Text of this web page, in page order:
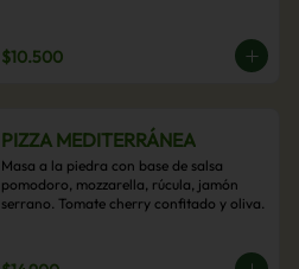
$10.500
PIZZA MEDITERRÁNEA
Masa a la piedra con base de salsa
pomodoro, mozzarella, rúcula, jamón
serrano. Tomate cherry confitado y oliva.